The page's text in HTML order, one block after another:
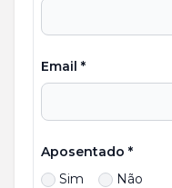
Email *
Aposentado *
Sim
Não